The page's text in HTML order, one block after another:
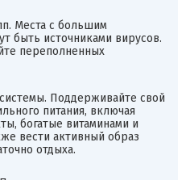
Места с большим
быть источниками вирусов.
переполненных
Поддерживайте свой
питания, включая
богатые витаминами и
вести активный образ
отдыха.